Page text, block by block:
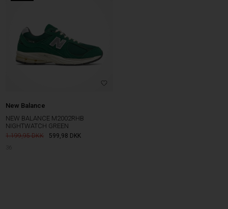
New Balance
NEW BALANCE M2002RHB
NIGHTWATCH GREEN
1.199,95 599,98 DKK
36